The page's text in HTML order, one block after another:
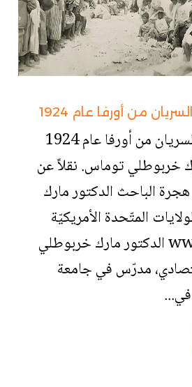
من أورفا عام 1924
توثيق لحملة طرد السريان من أورفا عام 1924
خربوطلي توماس. نقلاً عن
الباحث الدكتور مارك
المتّحدة الأمريكيّة
www.tomass.com الدكتور مارك خربوطلي
مدرّس في جامعة